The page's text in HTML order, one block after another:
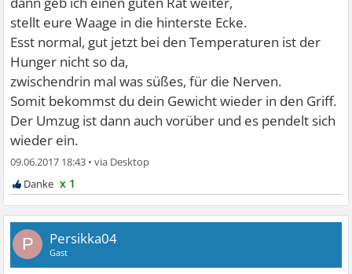
stellt eure Waage in die hinterste Ecke.
Esst normal, gut jetzt bei den Temperaturen ist der
Hunger nicht so da,
zwischendrin mal was süßes, für die Nerven.
Somit bekommst du dein Gewicht wieder in den Griff.
Der Umzug ist dann auch vorüber und es pendelt sich
wieder ein.
09.06.2017 18:43 •
x 1
P Persikka04
Gast